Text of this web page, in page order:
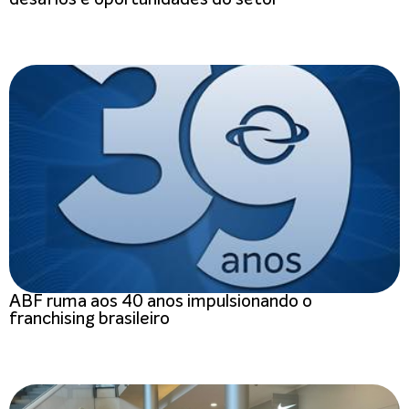
ABF ruma aos 40 anos impulsionando o
franchising brasileiro